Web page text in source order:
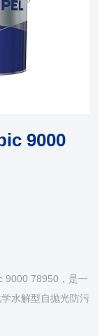
9000
9000 78950，是一
水解型自抛光防污